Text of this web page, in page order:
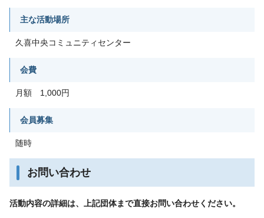
主な活動場所
久喜中央コミュニティセンター
会費
月額 1,000円
会員募集
随時
お問い合わせ
活動内容の詳細は、上記団体まで直接お問い合わせください。